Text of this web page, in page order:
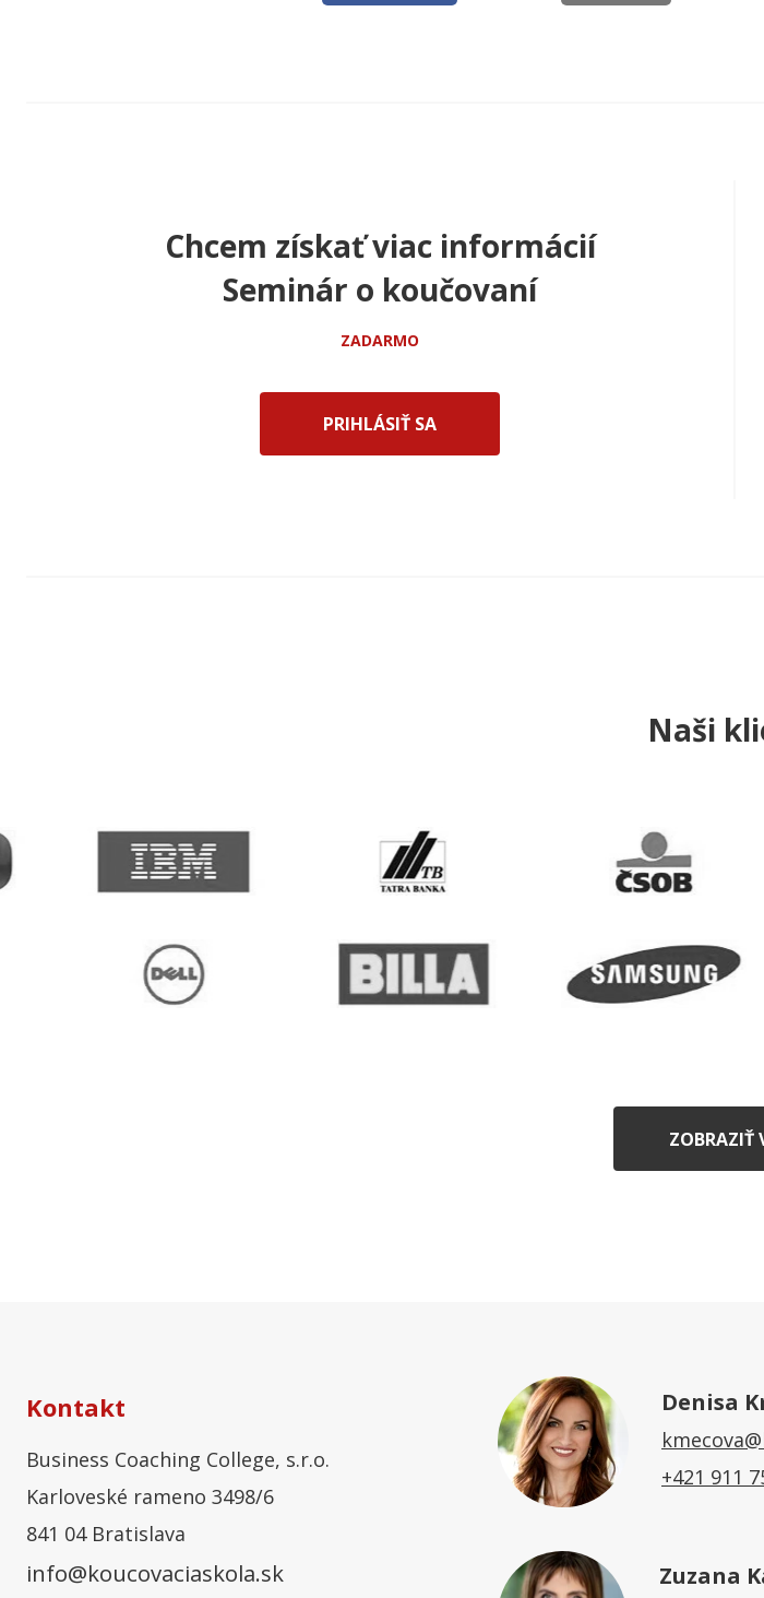
Chcem získať viac informácií
Seminár o koučovaní
ZADARMO
PRIHLÁSIŤ SA
Naši
ZOBRAZIŤ
Kontakt
Business Coaching College, s.r.o.
Karloveské rameno 3498/6
841 04 Bratislava
info@koucovaciaskola.sk
Denisa
+421 911
Zuzana